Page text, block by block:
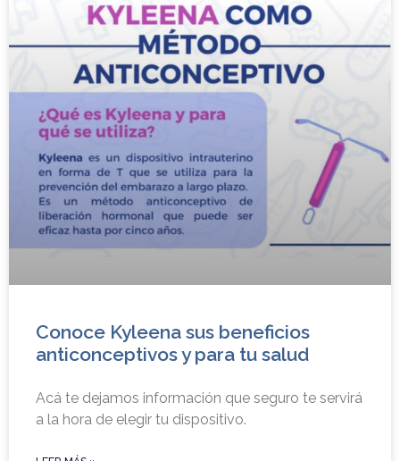
Conoce Kyleena sus beneficios
anticonceptivos y para tu salud
Acá te dejamos información que seguro te servirá
a la hora de elegir tu dispositivo.